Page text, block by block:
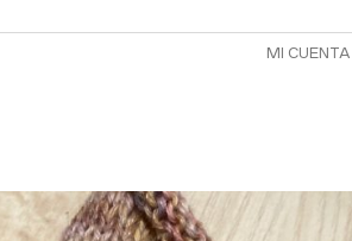
MI CUENTA